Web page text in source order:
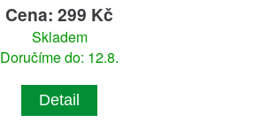
Cena: 299 Kč
Skladem
Doručíme do: 12.8.
Detail